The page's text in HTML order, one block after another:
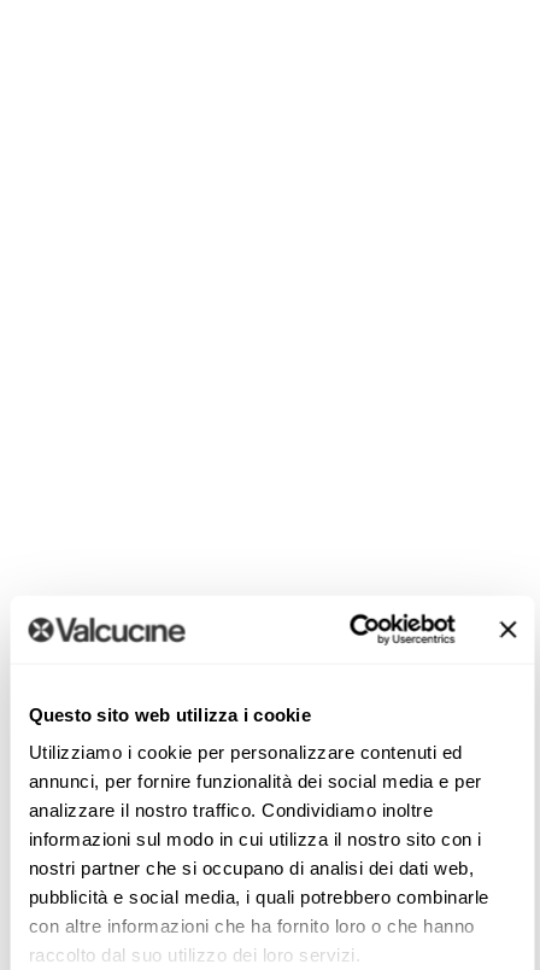
Questo sito web utilizza i cookie
Utilizziamo i cookie per personalizzare contenuti ed
annunci, per fornire funzionalità dei social media e per
analizzare il nostro traffico. Condividiamo inoltre
informazioni sul modo in cui utilizza il nostro sito con i
nostri partner che si occupano di analisi dei dati web,
pubblicità e social media, i quali potrebbero combinarle
con altre informazioni che ha fornito loro o che hanno
raccolto dal suo utilizzo dei loro servizi.
Mosaico. La meditazione
Il mosaico è arte, pazienza e cura del più piccolo dettaglio.
Lo sapevano gli antichi romani, i bizantini e ancora prima i
sumeri.
Come nella creazione di un prezioso gioiello, in Valcucine
valutiamo e scegliamo con cura, assieme ai nostri
artigiani, i materiali più adatti: ciottoli di fiume bianchi e